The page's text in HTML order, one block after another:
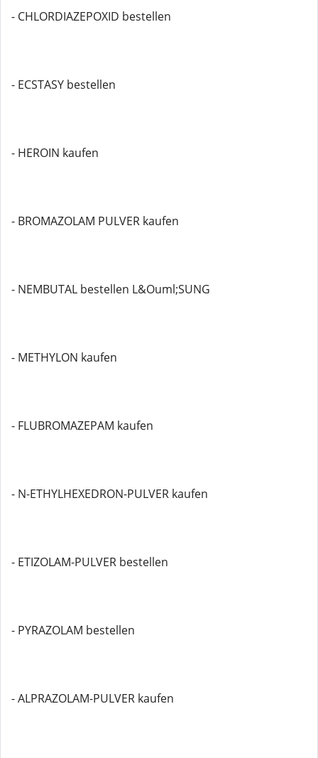
- CHLORDIAZEPOXID bestellen
- ECSTASY bestellen
- HEROIN kaufen
- BROMAZOLAM PULVER kaufen
- NEMBUTAL bestellen L&Ouml;SUNG
- METHYLON kaufen
- FLUBROMAZEPAM kaufen
- N-ETHYLHEXEDRON-PULVER kaufen
- ETIZOLAM-PULVER bestellen
- PYRAZOLAM bestellen
- ALPRAZOLAM-PULVER kaufen